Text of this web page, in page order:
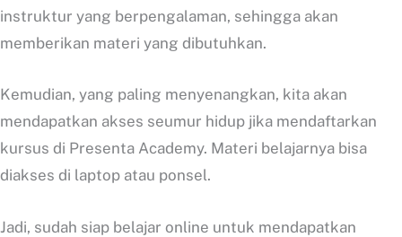
instruktur yang berpengalaman, sehingga akan
memberikan materi yang dibutuhkan.
Kemudian, yang paling menyenangkan, kita akan
mendapatkan akses seumur hidup jika mendaftarkan
kursus di Presenta Academy. Materi belajarnya bisa
diakses di laptop atau ponsel.
Jadi, sudah siap belajar online untuk mendapatkan